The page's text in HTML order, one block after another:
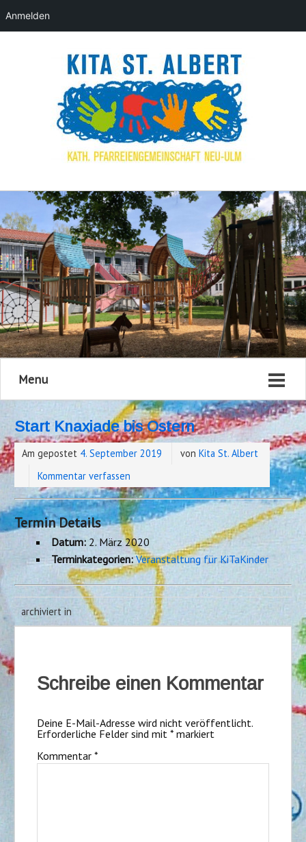
Menu
Start Knaxiade bis Ostern
Am gepostet 4. September 2019 von Kita St. Albert
Kommentar verfassen
Termin Details
Datum: 2. März 2020
Terminkategorien: Veranstaltung für KiTaKinder
archiviert in
Schreibe einen Kommentar
Deine E-Mail-Adresse wird nicht veröffentlicht.
Erforderliche Felder sind mit *markiert
Kommentar *
Anmelden